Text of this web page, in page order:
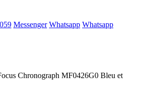
Messenger Whatsapp Whatsapp
Chronograph MF0426G0 Bleu et